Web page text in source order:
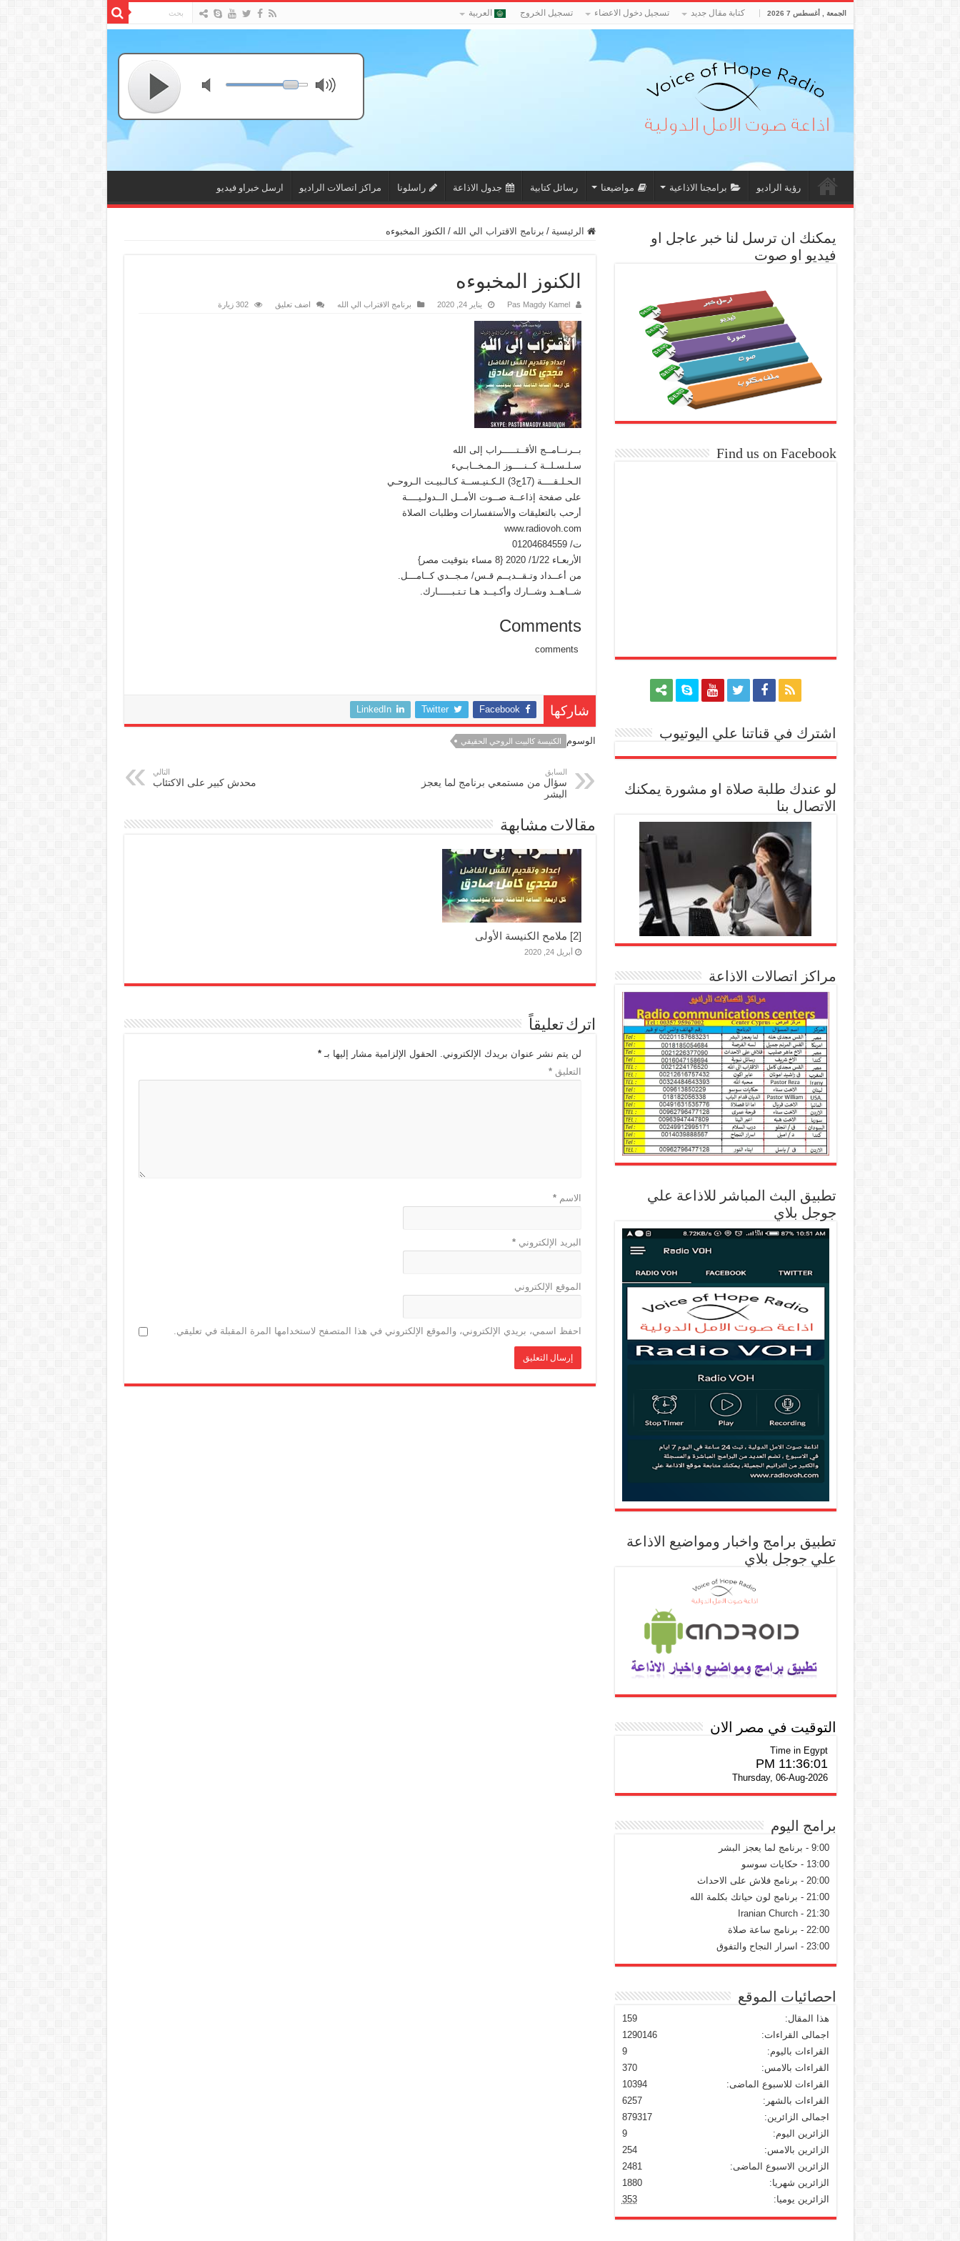
الجمعة , أغسطس 7 2026 كتابة مقال جديد تسجيل دخول الاعضاء تسجيل الخروج العربية
رؤية الراديو برامجنا الاذاعية مواضيعنا رسائل كتابية جدول الاذاعة راسلونا مراكز اتصالات الراديو ارسل خبراو فيديو
الرئيسية / برنامج الاقتراب الي الله / الكنوز المخبوءه
الكنوز المخبوءه
Pas Magdy Kamel يناير 24, 2020 برنامج الاقتراب الي الله اضف تعليق 302 زيارة
بــرنــامــج الأقــتـــــراب إلى الله
سـلـسـلــة كــنــــوز الـمـخــابـيء
الـحـلـقــــة (17ج3) الـكـنيـســة كـالـبيـت الـروحـي
على صفحة إذاعــة صــوت الأمــل الــدولـيــــة
أرحب بالتعليقات والأستفسارات وطلبات الصلاة
www.radiovoh.com
ت/ 01204684559
الأربعـاء 1/22/ 2020 {8 مساء بتوقيت مصر}
من أعــداد وتـقــديــم قـس/ مـجــدي كــامـــل.
شــاهــد وشــارك وأكـيــد هـا تـتـبـــــارك.
Comments
شاركها Facebook
Twitter
LinkedIn
الوسوم الكنيسة كالبيت الروحي الحقيقي
السابق
سؤال من مستمعي برنامج لما يعجز
البشر
التالي
محدش كبير على الاكتئاب
مقالات مشابهة
[2] ملامح الكنيسة الأولى
أبريل 24, 2020
اترك تعليقاً
لن يتم نشر عنوان بريدك الإلكتروني. الحقول الإلزامية مشار إليها بـ*
التعليق*
الاسم*
البريد الإلكتروني*
الموقع الإلكتروني
احفظ اسمي، بريدي الإلكتروني، والموقع الإلكتروني في هذا المتصفح لاستخدامها المرة المقبلة في تعليقي.
يمكنك ان ترسل لنا خبر عاجل او
فيديو او صوت
Find us on Facebook
اشترك في قناتنا علي اليوتيوب
لو عندك طلبة صلاة او مشورة يمكنك
الاتصال بنا
مراكز اتصالات الاذاعة
تطبيق البث المباشر للاذاعة علي
جوجل بلاي
تطبيق برامج واخبار ومواضيع الاذاعة
علي جوجل بلاي
التوقيت في مصر الان
Time in Egypt
11:36:02 PM
Thursday, 06-Aug-2026
برامج اليوم
9:00 - برنامج لما يعجز البشر
13:00 - حكايات سوسو
20:00 - برنامج فلاش على الاحداث
21:00 - برنامج لون حياتك بكلمة الله
21:30 - Iranian Church
22:00 - برنامج ساعة صلاة
23:00 - اسرار النجاح والتفوق
احصائيات الموقع
159
هذا المقال:
1290146
اجمالى القراءات:
9
القراءات باليوم:
370
القراءات بالامس:
10394
القراءات للاسبوع الماضى:
6257
القراءات بالشهر:
879317
اجمالى الزائرين:
9
الزائرين اليوم:
254
الزائرين بالامس:
2481
الزائرين الاسبوع الماضى:
1880
الزائرين شهريا:
353
الزائرين يوميا: